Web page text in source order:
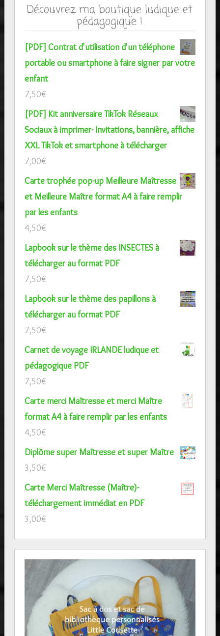
Découvrez ma boutique ludique et
pédagogique !
[PDF] Contrat d'utilisation d'un téléphone
portable ou smartphone à faire signer par votre
enfant
7,50€
[PDF] Kit anniversaire TikTok Réseaux
Sociaux à imprimer- Invitations, bannière, affiche
XXL TikTok et smartphone à télécharger
7,00€
Carte trophée pop-up Meilleure Maîtresse
et Meilleure Maître format A4 à faire remplir
par les enfants
4,50€
Lapbook sur le thème des INSECTES à
télécharger au format PDF
7,50€
Lapbook sur le thème des papillons à
télécharger au format PDF
7,50€
Carnet de voyage IRLANDE ludique et
pédagogique PDF
7,50€
Carte merci Maîtresse et merci Maître
format A4 à faire remplir par les enfants
4,50€
Diplôme super Maîtresse et super Maître
3,50€
Carte Merci Maîtresse (Maître)-
téléchargement immédiat en PDF
3,00€